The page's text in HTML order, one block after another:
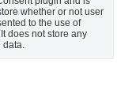
whether or not user
to the use of
does not store any
data.